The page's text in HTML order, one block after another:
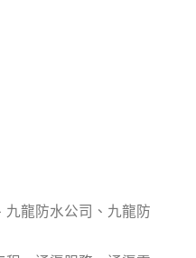
九龍防水公司 、 九龍防